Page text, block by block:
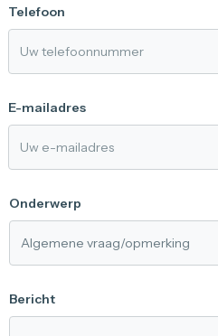
Telefoon
E-mailadres
Onderwerp
Bericht